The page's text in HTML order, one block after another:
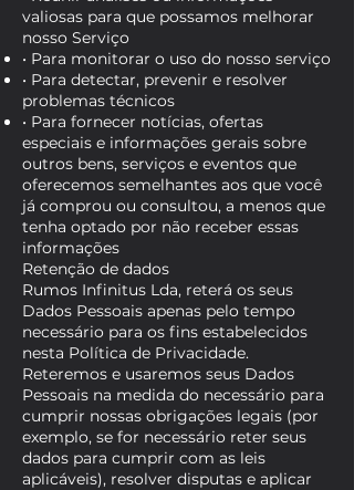
valiosas para que possamos melhorar
nosso Serviço
• Para monitorar o uso do nosso serviço
• Para detectar, prevenir e resolver
problemas técnicos
• Para fornecer notícias, ofertas
especiais e informações gerais sobre
outros bens, serviços e eventos que
oferecemos semelhantes aos que você
já comprou ou consultou, a menos que
tenha optado por não receber essas
informações
Retenção de dados
Rumos Infinitus Lda, reterá os seus
Dados Pessoais apenas pelo tempo
necessário para os fins estabelecidos
nesta Política de Privacidade.
Reteremos e usaremos seus Dados
Pessoais na medida do necessário para
cumprir nossas obrigações legais (por
exemplo, se for necessário reter seus
dados para cumprir com as leis
aplicáveis), resolver disputas e aplicar